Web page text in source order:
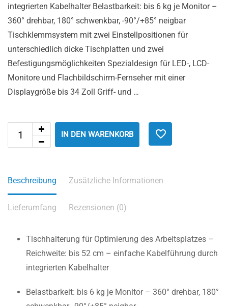
integrierten Kabelhalter Belastbarkeit: bis 6 kg je Monitor –
360° drehbar, 180° schwenkbar, -90°/+85° neigbar
Tischklemmsystem mit zwei Einstellpositionen für
unterschiedlich dicke Tischplatten und zwei
Befestigungsmöglichkeiten Spezialdesign für LED-, LCD-
Monitore und Flachbildschirm-Fernseher mit einer
Displaygröße bis 34 Zoll Griff- und …
IN DEN WARENKORB
Beschreibung Zusätzliche Informationen
Lieferumfang Rezensionen (0)
Tischhalterung für Optimierung des Arbeitsplatzes –
Reichweite: bis 52 cm – einfache Kabelführung durch
integrierten Kabelhalter
Belastbarkeit: bis 6 kg je Monitor – 360° drehbar, 180°